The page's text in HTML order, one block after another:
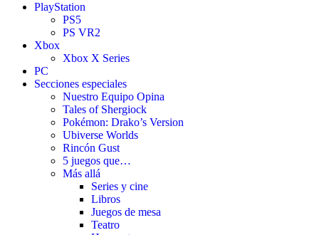
PlayStation
PS5
PS VR2
Xbox
Xbox X Series
PC
Secciones especiales
Nuestro Equipo Opina
Tales of Shergiock
Pokémon: Drako’s Version
Ubiverse Worlds
Rincón Gust
5 juegos que…
Más allá
Series y cine
Libros
Juegos de mesa
Teatro